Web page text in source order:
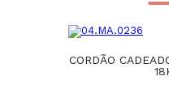
CORDÃO